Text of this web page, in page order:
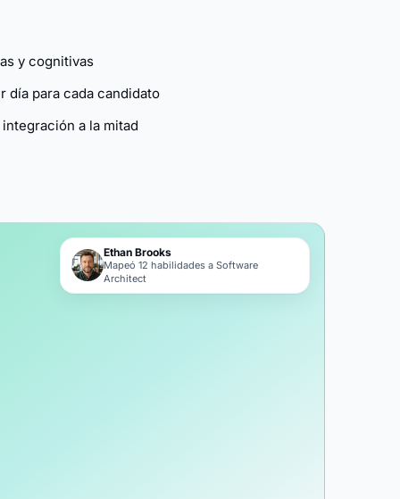
y cognitivas
día para cada candidato
a la mitad
Ethan Brooks
Mapeó 12 habilidades a Software
Architect